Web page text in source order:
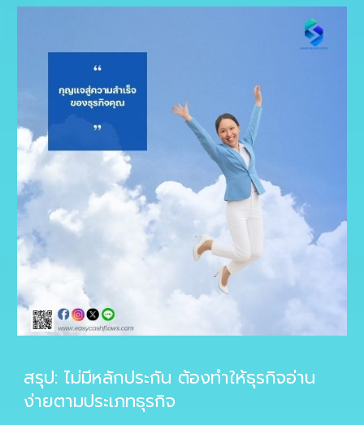
สรุป: ไม่มีหลักประกัน ต้องทำให้ธุรกิจอ่าน
ง่ายตามประเภทธุรกิจ